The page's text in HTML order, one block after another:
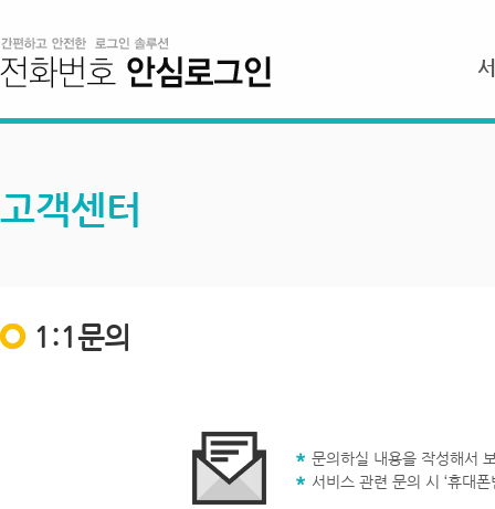
고객센터
1:1문의
문의하실 내용을 작성해서
서비스 관련 문의 시 ‘휴대